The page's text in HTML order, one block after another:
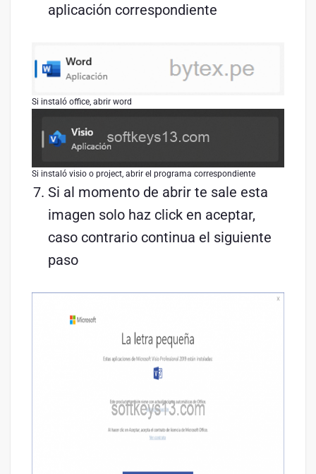
aplicación correspondiente
Si instaló office, abrir word
Si instaló visio o project, abrir el programa correspondiente
Si al momento de abrir te sale esta
imagen solo haz click en aceptar,
caso contrario continua el siguiente
paso